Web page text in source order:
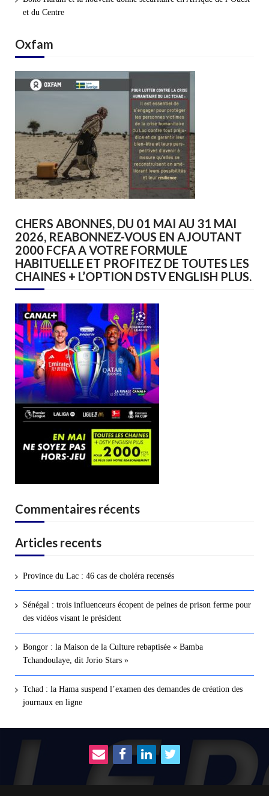
et du Centre
Oxfam
CHERS ABONNES, DU 01 MAI AU 31 MAI
2026, REABONNEZ-VOUS EN AJOUTANT
2000 FCFA A VOTRE FORMULE
HABITUELLE ET PROFITEZ DE TOUTES LES
CHAINES + L’OPTION DSTV ENGLISH PLUS.
Commentaires récents
Articles recents
Province du Lac : 46 cas de choléra recensés
Sénégal : trois influenceurs écopent de peines de prison ferme pour
des vidéos visant le président
Bongor : la Maison de la Culture rebaptisée « Bamba
Tchandoulaye, dit Jorio Stars »
Tchad : la Hama suspend l’examen des demandes de création des
journaux en ligne